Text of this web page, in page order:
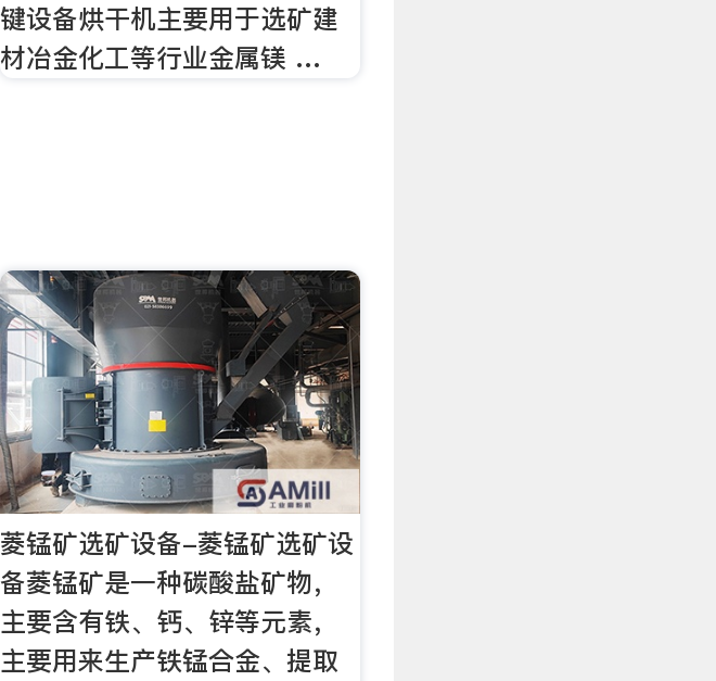
键设备烘干机主要用于选矿建
材冶金化工等行业金属镁 …
菱锰矿选矿设备-菱锰矿选矿设
备菱锰矿是一种碳酸盐矿物，
主要含有铁、钙、锌等元素，
主要用来生产铁锰合金、提取